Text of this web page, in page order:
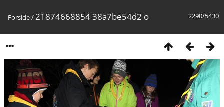
2290/5430
Forside/21874668854 38a7be54d2 o